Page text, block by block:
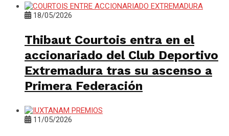
18/05/2026
Thibaut Courtois entra en el
accionariado del Club Deportivo
Extremadura tras su ascenso a
Primera Federación
11/05/2026